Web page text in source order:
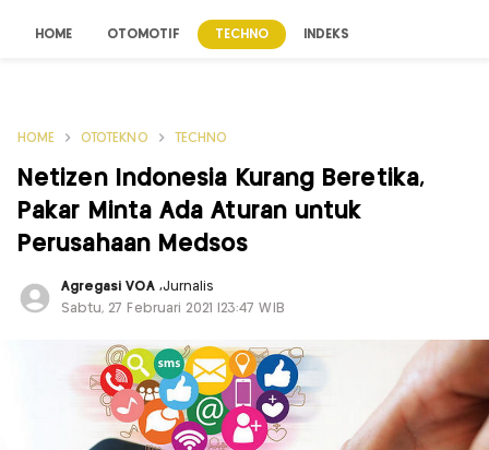
HOME OTOMOTIF TECHNO INDEKS
HOME OTOTEKNO TECHNO
Netizen Indonesia Kurang Beretika,
Pakar Minta Ada Aturan untuk
Perusahaan Medsos
Agregasi VOA ,Jurnalis
Sabtu, 27 Februari 2021 |23:47 WIB